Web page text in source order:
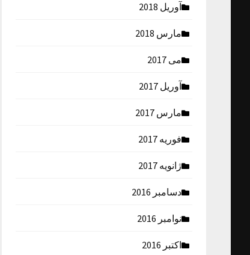
آوریل 2018
مارس 2018
می 2017
آوریل 2017
مارس 2017
فوریه 2017
ژانویه 2017
دسامبر 2016
نوامبر 2016
اکتبر 2016